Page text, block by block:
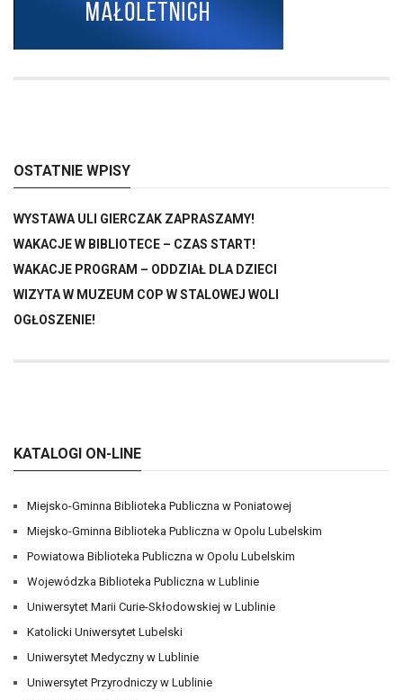
OSTATNIE WPISY
WYSTAWA ULI GIERCZAK ZAPRASZAMY!
WAKACJE W BIBLIOTECE – CZAS START!
WAKACJE PROGRAM – ODDZIAŁ DLA DZIECI
WIZYTA W MUZEUM COP W STALOWEJ WOLI
OGŁOSZENIE!
KATALOGI ON-LINE
Miejsko-Gminna Biblioteka Publiczna w Poniatowej
Miejsko-Gminna Biblioteka Publiczna w Opolu Lubelskim
Powiatowa Biblioteka Publiczna w Opolu Lubelskim
Wojewódzka Biblioteka Publiczna w Lublinie
Uniwersytet Marii Curie-Skłodowskiej w Lublinie
Katolicki Uniwersytet Lubelski
Uniwersytet Medyczny w Lublinie
Uniwersytet Przyrodniczy w Lublinie